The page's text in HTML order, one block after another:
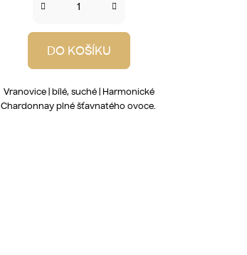
DO KOŠÍKU
Vranovice | bílé, suché | Harmonické
Chardonnay plné šťavnatého ovoce.